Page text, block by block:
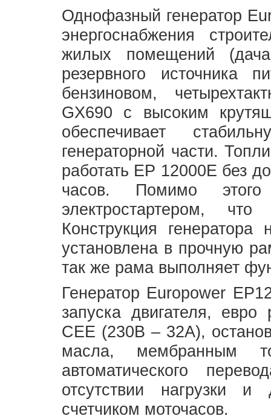
Однофазный генератор
энергоснабжения
жилых помещений
резервного источника
бензиновом,
GX690 с высоким
обеспечивает
генераторной части.
работать EP 12000E без
часов. Помимо этого
электростартером,
Конструкция
установлена в прочную
так же рама выполняет
Генератор Europower
запуска двигателя,
CEE (230В – 32А),
масла, мембранным
автоматического
отсутствии нагрузки
счетчиком моточасов.